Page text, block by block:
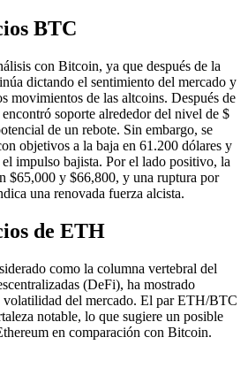
BTC
con Bitcoin, ya que después de la
dictando el sentimiento del mercado y
movimientos de las altcoins. Después de
soporte alrededor del nivel de $
de un rebote. Sin embargo, se
objetivos a la baja en 61.200 dólares y
impulso bajista. Por el lado positivo, la
$65,000 y $66,800, y una ruptura por
una renovada fuerza alcista.
de ETH
como la columna vertebral del
(DeFi), ha mostrado
volatilidad del mercado. El par ETH/BTC
notable, lo que sugiere un posible
en comparación con Bitcoin.